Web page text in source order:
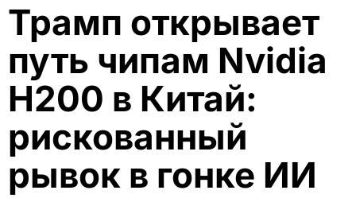
Трамп открывает
путь чипам Nvidia
H200 в Китай:
рискованный
рывок в гонке ИИ